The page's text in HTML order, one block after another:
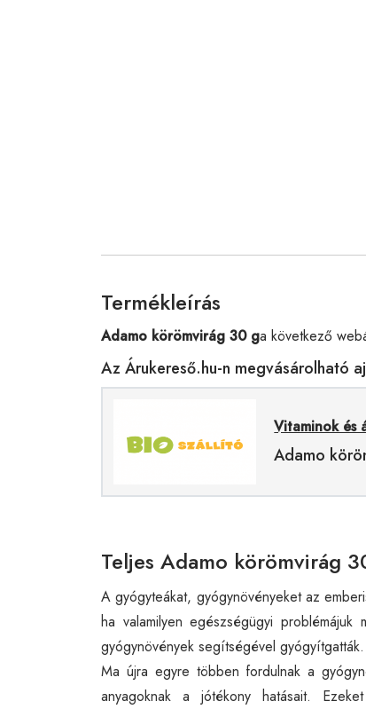
Termékleírás
Adamo körömvirág 30 ga következő
Az Árukereső.hu-n megvásárolható
Vitaminok és
Adamo
Teljes Adamo körömvirág
A gyógyteákat, gyógynövényeket az
ha valamilyen egészségügyi
gyógynövények segítségével gyógyítgatták.
Ma újra egyre többen fordulnak a
anyagoknak a jótékony hatásait.